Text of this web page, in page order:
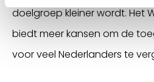
doelgroep kleiner wordt. Het
biedt meer kansen om de
voor veel Nederlanders te